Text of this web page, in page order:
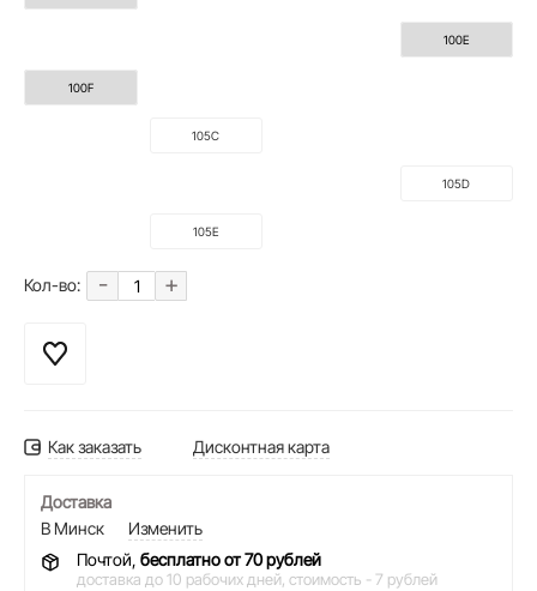
100E
100F
105C
105D
105E
Кол-во: - +
Как заказать Дисконтная карта
Доставка
В Минск
Изменить
Почтой, бесплатно от 70 рублей
доставка до 10 рабочих дней, стоимость - 7 рублей